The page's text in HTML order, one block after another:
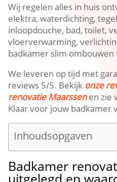
Wij regelen alles in huis
elektra, waterdichting,
inloopdouche, bad, toilet,
vloerverwarming,
badkamer slim
We leveren op tijd met
reviews 5/5.​ Bekijk onze
renovatie Maarssenen zie
Klaar voor jouw badkamer
Inhoudsopgaven
Badkamer
uitgelegd en